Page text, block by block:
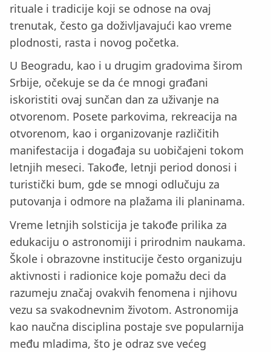
rituale i tradicije koji se odnose na ovaj
trenutak, često ga doživljavajući kao vreme
plodnosti, rasta i novog početka.
U Beogradu, kao i u drugim gradovima širom
Srbije, očekuje se da će mnogi građani
iskoristiti ovaj sunčan dan za uživanje na
otvorenom. Posete parkovima, rekreacija na
otvorenom, kao i organizovanje različitih
manifestacija i događaja su uobičajeni tokom
letnjih meseci. Takođe, letnji period donosi i
turistički bum, gde se mnogi odlučuju za
putovanja i odmore na plažama ili planinama.
Vreme letnjih solsticija je takođe prilika za
edukaciju o astronomiji i prirodnim naukama.
Škole i obrazovne institucije često organizuju
aktivnosti i radionice koje pomažu deci da
razumeju značaj ovakvih fenomena i njihovu
vezu sa svakodnevnim životom. Astronomija
kao naučna disciplina postaje sve popularnija
među mladima, što je odraz sve većeg